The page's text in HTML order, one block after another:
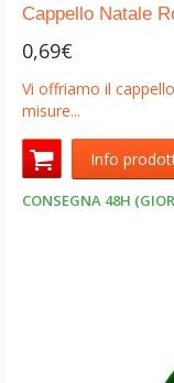
Cappello Natale
0,69€
Vi offriamo il
misure...
Info
CONSEGNA 48H